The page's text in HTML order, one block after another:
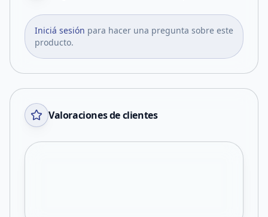
Iniciá sesión para hacer una pregunta sobre este
producto.
Valoraciones de clientes